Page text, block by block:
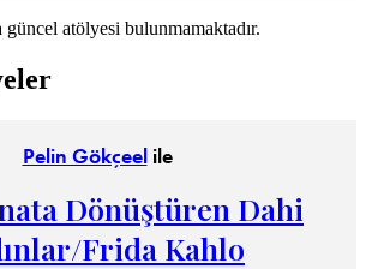
atölyesi bulunmamaktadır.
Pelin Gökçeelile
Dönüştüren Dahi
Frida Kahlo